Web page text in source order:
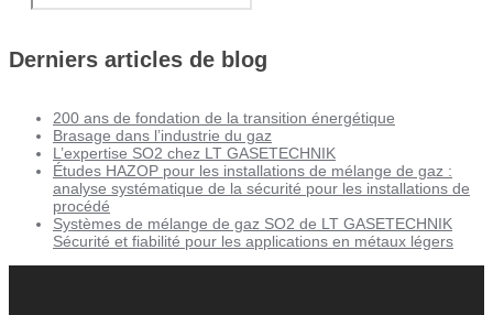
Derniers articles de blog
200 ans de fondation de la transition énergétique
Brasage dans l’industrie du gaz
L’expertise SO2 chez LT GASETECHNIK
Études HAZOP pour les installations de mélange de gaz :
analyse systématique de la sécurité pour les installations de
procédé
Systèmes de mélange de gaz SO2 de LT GASETECHNIK
Sécurité et fiabilité pour les applications en métaux légers